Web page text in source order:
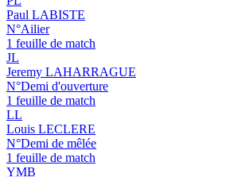
Paul LABISTE
N°Ailier
1 feuille de match
JL
Jeremy LAHARRAGUE
N°Demi d'ouverture
1 feuille de match
LL
Louis LECLERE
N°Demi de mêlée
1 feuille de match
YMB